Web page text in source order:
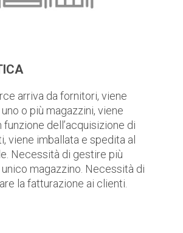
arriva da fornitori, viene
o più magazzini, viene
funzione dell’acquisizione di
viene imballata e spedita al
Necessità di gestire più
magazzino. Necessità di
la fatturazione ai clienti.